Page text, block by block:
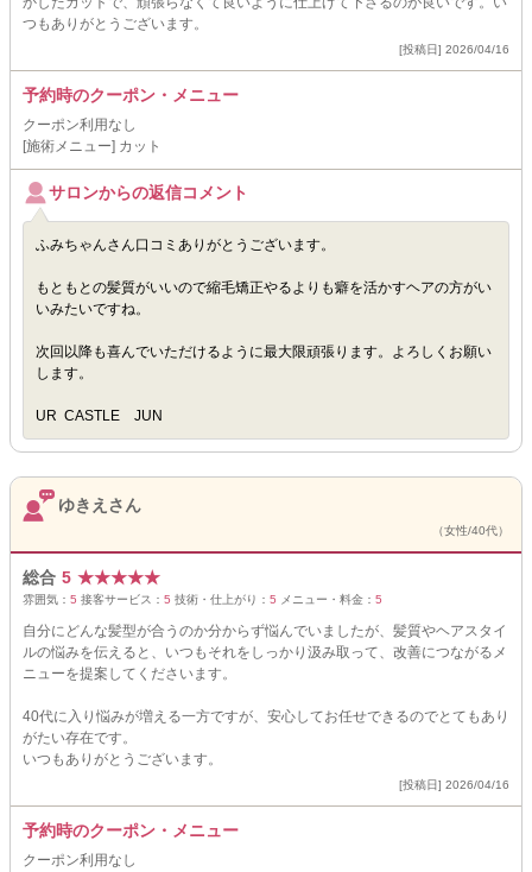
つもありがとうございます。
[投稿日] 2026/04/16
予約時のクーポン・メニュー
クーポン利用なし
[施術メニュー] カット
サロンからの返信コメント
ふみちゃんさん口コミありがとうございます。
もともとの髪質がいいので縮毛矯正やるよりも癖を活かすヘアの方がい
いみたいですね。
次回以降も喜んでいただけるように最大限頑張ります。よろしくお願い
します。
UR CASTLE JUN
ゆきえさん
（女性/40代）
総合 5 ★★★★★
雰囲気： 5 接客サービス： 5 技術・仕上がり： 5 メニュー・料金： 5
自分にどんな髪型が合うのか分からず悩んでいましたが、髪質やヘアスタイ
ルの悩みを伝えると、いつもそれをしっかり汲み取って、改善につながるメ
ニューを提案してくださいます。
40代に入り悩みが増える一方ですが、安心してお任せできるのでとてもあり
がたい存在です。
いつもありがとうございます。
[投稿日] 2026/04/16
予約時のクーポン・メニュー
クーポン利用なし